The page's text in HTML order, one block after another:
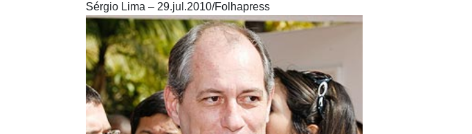
Sérgio Lima – 29.jul.2010/Folhapress